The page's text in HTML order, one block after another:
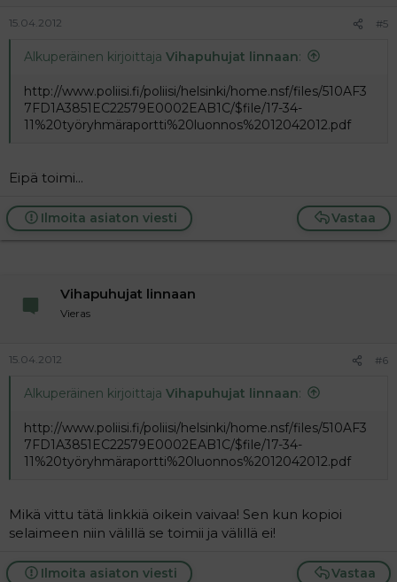
15.04.2012 #5
Alkuperäinen kirjoittaja Vihapuhujat linnaan:
http://www.poliisi.fi/poliisi/helsinki/home.nsf/files/510AF3
7FD1A3851EC22579E0002EAB1C/$file/17-34-
11%20työryhmäraportti%20luonnos%2012042012.pdf
Eipä toimi...
Vastaa
Ilmoita asiaton viesti
Vihapuhujat linnaan
Vieras
15.04.2012 #6
Alkuperäinen kirjoittaja Vihapuhujat linnaan:
http://www.poliisi.fi/poliisi/helsinki/home.nsf/files/510AF3
7FD1A3851EC22579E0002EAB1C/$file/17-34-
11%20työryhmäraportti%20luonnos%2012042012.pdf
Mikä vittu tätä linkkiä oikein vaivaa! Sen kun kopioi
selaimeen niin välillä se toimii ja välillä ei!
Vastaa
Ilmoita asiaton viesti